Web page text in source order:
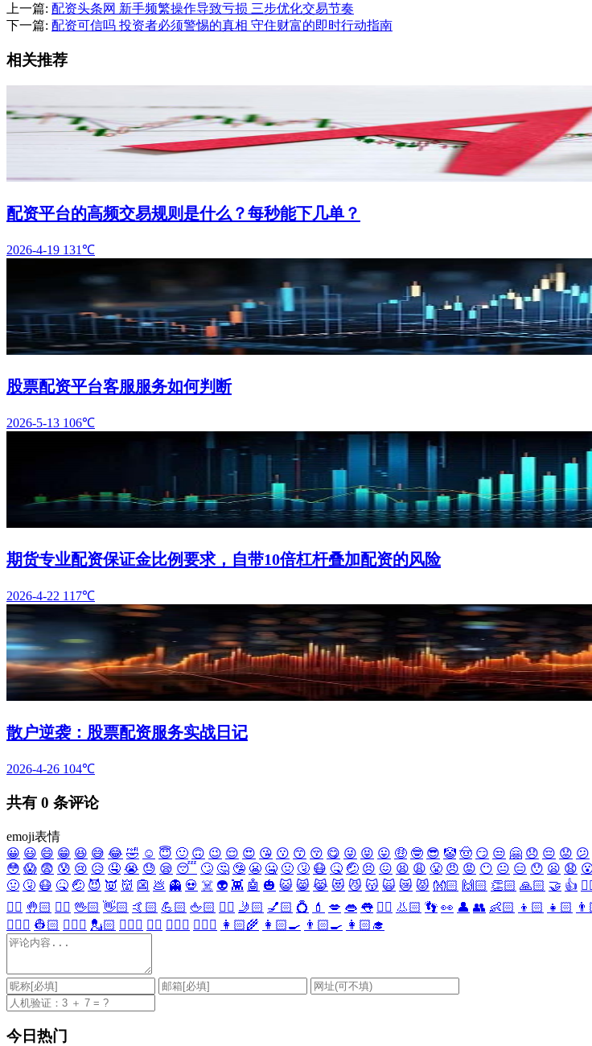
上一篇: 配资头条网 新手频繁操作导致亏损 三步优化交易节奏
下一篇: 配资可信吗 投资者必须警惕的真相 守住财富的即时行动指南
相关推荐
配资平台的高频交易规则是什么？每秒能下几单？
2026-4-19 131℃
股票配资平台客服服务如何判断
2026-5-13 106℃
期货专业配资保证金比例要求，自带10倍杠杆叠加配资的风险
2026-4-22 117℃
散户逆袭：股票配资服务实战日记
2026-4-26 104℃
共有 0 条评论
emoji表情
😀 😃 😄 😁 😆 😅 😂 🤣 ☺️ 😇 🙂 🙃 😉 😌 😍 😘 😗 😙 😚 😋 😜 😝 😛 🤑 🤓 😎 🤡 🤠 😏 😒 🤗 😞 😔 😟 😕
😳 😱 😨 😰 😢 😥 🤤 😭 😓 😪 😴 🙄 🤔 🤥 😬 🤐 🤢 🤧 😷 🤒 🤕 😣 😖 😫 😩 😤 😠 😡 😶 😐 😑 😯 😦 😧
🤢 🤧 😷 🤒 🤕 😈 👿 👹 👺 💩 👻 💀 ☠️ 👽 👾 🤖 🎃 😺 😸 😹 😻 😼 😽 🙀 😿 😾 👐🏻 🙌🏻 👏🏻 🙏🏻 🤝 👍
✋🏻 🤚🏻 🖐🏻 🖖🏻 👋🏻 🤙🏻 💪🏻 🖕🏻 ✍🏻 🤳🏻 💅🏻 💍 💄 💋 👄 👅 👂🏻 👃🏻 👣 👀 👤 👥 👶🏻 👦🏻 👧🏻
👷🏻‍♀️ 👷🏻 💂🏻‍♀️ 💂🏻 🕵🏻‍♀️ 🕵🏻 👩🏻‍⚕️ 👨🏻‍⚕️ 👩🏻‍🌾 👩🏻‍🍳 👨🏻‍🍳 👩🏻‍🎓
今日热门